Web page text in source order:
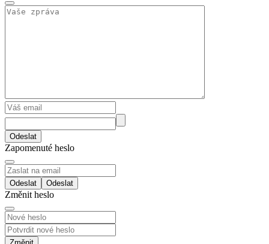
Odeslat
Zapomenuté heslo
Odeslat
Změnit heslo